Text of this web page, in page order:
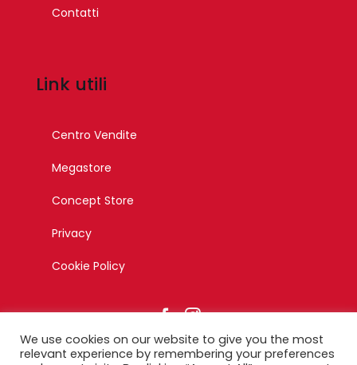
Contatti
Link utili
Centro Vendite
Megastore
Concept Store
Privacy
Cookie Policy
We use cookies on our website to give you the most
relevant experience by remembering your preferences